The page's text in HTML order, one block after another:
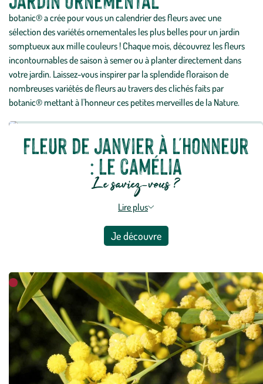
botanic® a crée pour vous un calendrier des fleurs avec une
sélection des variétés ornementales les plus belles pour un jardin
somptueux aux mille couleurs ! Chaque mois, découvrez les fleurs
incontournables de saison à semer ou à planter directement dans
votre jardin. Laissez-vous inspirer par la splendide floraison de
nombreuses variétés de fleurs au travers des clichés faits par
botanic® mettant à l'honneur ces petites merveilles de la Nature.
Fleur de janvier à l'honneur
: le camélia
Le saviez-vous ?
Lire plus
Je découvre